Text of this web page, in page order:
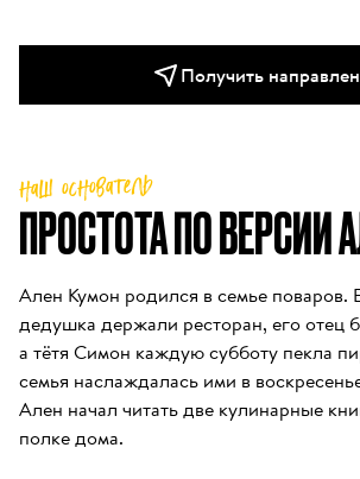
Получить
ПРОСТОТА ПО ВЕРСИИ
наш основатель
Ален Кумон родился в семье поваров.
дедушка держали ресторан, его
а тётя Симон каждую субботу пекла
семья наслаждалась ими в
Ален начал читать две кулинарные
полке дома.